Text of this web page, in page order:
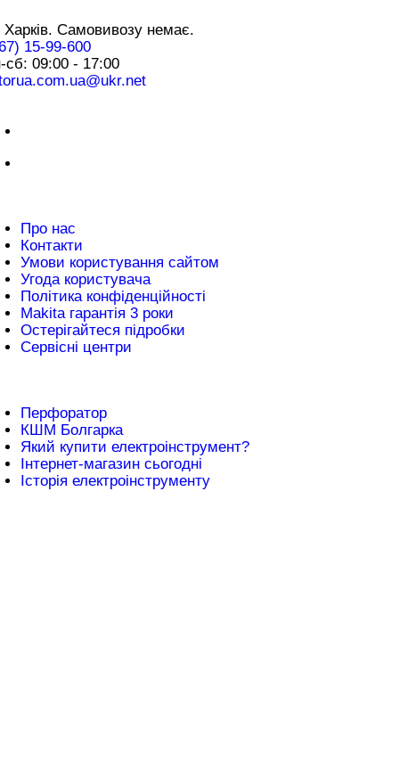
Самовивозу немає.
15-99-600
сб: 09:00 - 17:00
Про нас
Контакти
Умови користування сайтом
Угода користувача
Політика конфіденційності
Makita гарантія 3 роки
Остерігайтеся підробки
Сервісні центри
Перфоратор
КШМ Болгарка
Який купити електроінструмент?
Інтернет-магазин сьогодні
Історія електроінструменту